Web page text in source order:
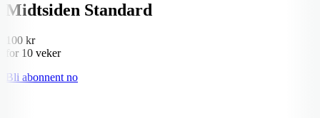
Midtsiden Standard
100 kr
for 10 veker
Bli abonnent no